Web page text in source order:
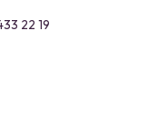
22 19